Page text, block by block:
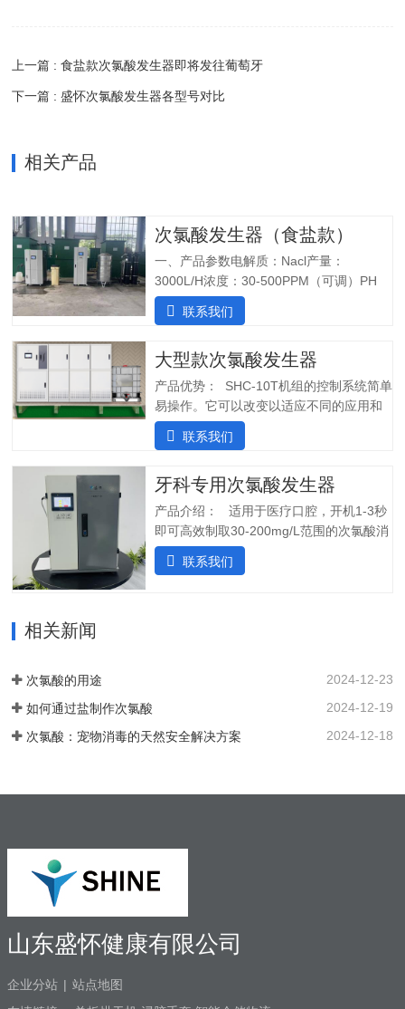
上一篇 : 食盐款次氯酸发生器即将发往葡萄牙
下一篇 : 盛怀次氯酸发生器各型号对比
相关产品
次氯酸发生器（食盐款）
一、产品参数电解质：Nacl产量：
3000L/H浓度：30-500PPM（可调）PH
值：5.0-6.5纯水系统酸水最大功率：
7200W纯水最大功率：1800W输入电压：
装完毕二、产品特点：1.自主研发：可满
足客户个性化定制需求；2.高度集成系
统：前置水预处理系统搭配RO反渗透系
统，一体化集成;3.PLC控制:在线显示浓
度、ph值、氧化还原电位ORP等指标;4.安
操作简单:操作界面简单清晰，无需培训；
守，远程操作，实时显示；三、产品使用
场景：…
联系我们
大型款次氯酸发生器
产品优势： SHC-10T机组的控制系统简单
易操作。它可以改变以适应不同的应用和
条件。液压部分安装了一个流量控制器，
用于在供水中断时关闭SHINE装置，并在
确保在任何给定时间提供所需的剂量。外
壳由非腐蚀性材料制成。管子和连接器采
用进口氟胶管，对腐蚀性溶液具有很强的
抵抗力。所有输入和输出连接器都位于外
壳的侧面，以便方便地放置设备。带有电
联系我们
牙科专用次氯酸发生器
产品介绍： 适用于医疗口腔，开机1-3秒
即可高效制取30-200mg/L范围的次氯酸消
毒水；使用口腔水路消毒一体机生成的微
酸性电解次氯酸水，作为口腔治疗台的牙
消毒问题。各地市的使用标准：解决方案
以及使用场景：1. 一机多用，解决牙椅水
联系我们
相关新闻
次氯酸的用途 2024-12-23
如何通过盐制作次氯酸 2024-12-19
次氯酸：宠物消毒的天然安全解决方案 2024-12-18
山东盛怀健康有限公司
企业分站 | 站点地图